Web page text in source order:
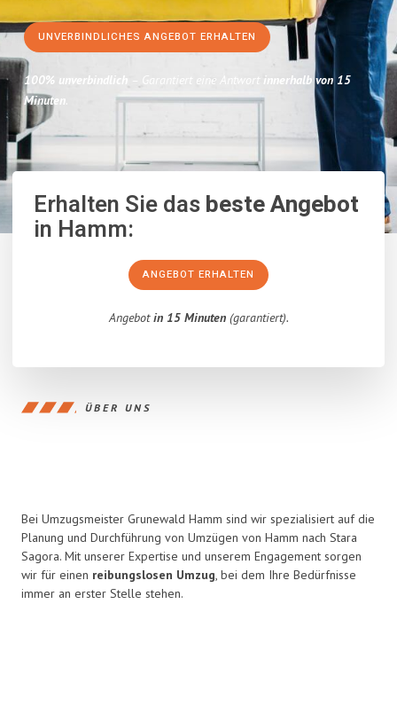
UNVERBINDLICHES ANGEBOT ERHALTEN
100% unverbindlich – Garantiert eine Antwort innerhalb von 15
Minuten.
Erhalten Sie dasbeste Angebot
in Hamm:
ANGEBOT ERHALTEN
Angebotin 15 Minuten(garantiert).
ÜBER UNS
Bei Umzugsmeister Grunewald Hamm sind wir spezialisiert auf die
Planung und Durchführung von Umzügen von Hamm nach Stara
Sagora. Mit unserer Expertise und unserem Engagement sorgen
wir für einen reibungslosen Umzug, bei dem Ihre Bedürfnisse
immer an erster Stelle stehen.